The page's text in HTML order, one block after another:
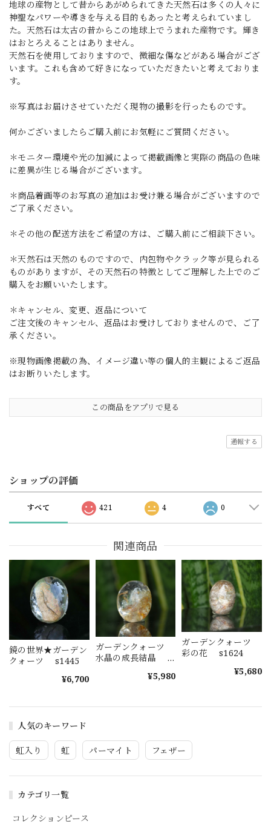
人気のキーワード
虹入り 虹 パーマイト フェザー
カテゴリ一覧
コレクションピース
地球の産物として昔からあがめられてきた天然石は多くの人々に
神聖なパワーや導きを与える目的もあったと考えられていまし
た。天然石は太古の昔からこの地球上でうまれた産物です。輝き
はおとろえることはありません。
天然石を使用しておりますので、微細な傷などがある場合がござ
います。これも含めて好きになっていただきたいと考えておりま
す。
※写真はお届けさせていただく現物の撮影を行ったものです。
何かございましたらご購入前にお気軽にご質問ください。
＊モニター環境や光の加減によって掲載画像と実際の商品の色味
に差異が生じる場合がございます。
＊商品着画等のお写真の追加はお受け兼る場合がございますので
ご了承ください。
＊その他の配送方法をご希望の方は、ご購入前にご相談下さい。
＊天然石は天然のものですので、内包物やクラック等が見られる
ものがありますが、その天然石の特徴としてご理解した上でのご
購入をお願いいたします。
＊キャンセル、変更、返品について
ご注文後のキャンセル、返品はお受けしておりませんので、ご了
承ください。
※現物画像掲載の為、イメージ違い等の個人的主観によるご返品
はお断りいたします。
この商品をアプリで見る
通報する
ショップの評価
すべて 421 4 0
関連商品
鏡の世界★ガーデン
クォーツ s1445
¥6,700
ガーデンクォーツ
水晶の成長結晶
¥5,980
ガーデンクォーツ
彩の花 s1624
¥5,680